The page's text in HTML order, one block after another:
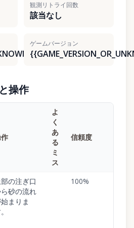
観測リトライ回数
該当なし
ゲームバージョン
操作
よ
く
あ
る
ミ
ス
信頼度
の注ぎ口
砂の流れ
まりま
100%